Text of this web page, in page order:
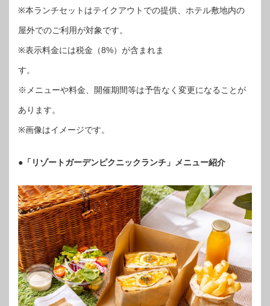
※本ランチセットはテイクアウトでの提供、ホテル敷地内の
屋外でのご利用が対象です。
※表示料金には税金（8%）が含まれま
す
※メニューや料金、開催期間等は予告なく変更になることが
あります。
※画像はイメージです。
●「リゾートガーデンピクニックランチ」メニュー紹介